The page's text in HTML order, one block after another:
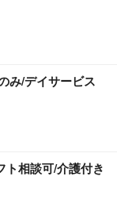
み/デイサービス
ト相談可/介護付き